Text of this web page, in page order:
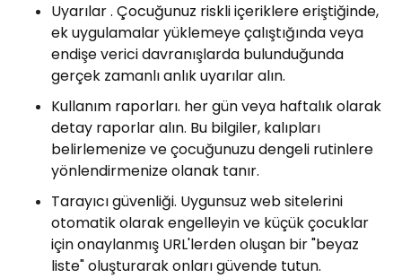
Uyarılar . Çocuğunuz riskli içeriklere eriştiğinde,
ek uygulamalar yüklemeye çalıştığında veya
endişe verici davranışlarda bulunduğunda
gerçek zamanlı anlık uyarılar alın.
Kullanım raporları. her gün veya haftalık olarak
detay raporlar alın. Bu bilgiler, kalıpları
belirlemenize ve çocuğunuzu dengeli rutinlere
yönlendirmenize olanak tanır.
Tarayıcı güvenliği. Uygunsuz web sitelerini
otomatik olarak engelleyin ve küçük çocuklar
için onaylanmış URL'lerden oluşan bir "beyaz
liste" oluşturarak onları güvende tutun.